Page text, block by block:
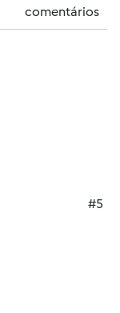
comentários
#5